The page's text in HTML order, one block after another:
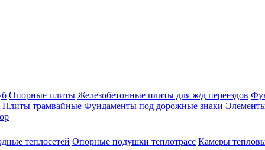
Опорные плиты Железобетонные плиты для ж/д переездов
Плиты трамвайные Фундаменты под дорожные знаки
теплосетей Опорные подушки теплотрасс Камеры